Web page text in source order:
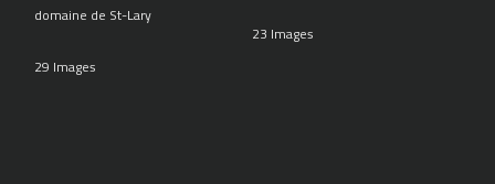
domaine de St-Lary
29 Images
23 Images